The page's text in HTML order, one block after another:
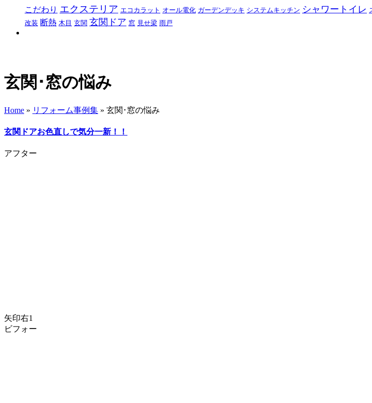
こだわり エクステリア エコカラット オール電化 ガーデンデッキ システムキッチン シャワートイレ
改装 断熱 木目 玄関 玄関ドア 窓 見せ梁 雨戸
玄関･窓の悩み
Home » リフォーム事例集 » 玄関･窓の悩み
玄関ドアお色直しで気分一新！！
アフター
矢印右1
ビフォー